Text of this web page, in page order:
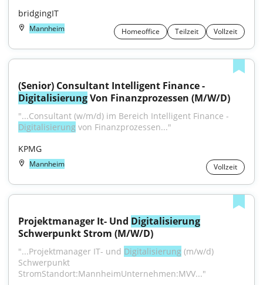
bridgingIT
Mannheim Homeoffice Teilzeit Vollzeit
Digitalisierung Von Finanzprozessen (M/W/D)
Digitalisierung von Finanzprozessen..."
KPMG
Mannheim Vollzeit
Projektmanager It- Und Digitalisierung
Schwerpunkt Strom (M/W/D)
"...Projektmanager IT- und Digitalisierung (m/w/d)
Schwerpunkt
StromStandort:MannheimUnternehmen:MVV..."